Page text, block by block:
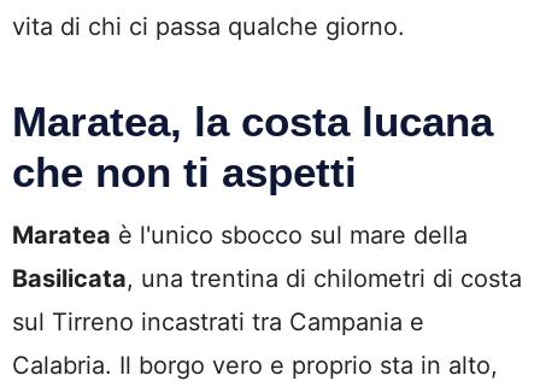
vita di chi ci passa qualche giorno.
Maratea, la costa lucana
che non ti aspetti
Maratea è l'unico sbocco sul mare della
Basilicata, una trentina di chilometri di costa
sul Tirreno incastrati tra Campania e
Calabria. Il borgo vero e proprio sta in alto,